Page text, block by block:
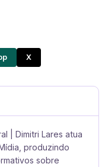
X
| Dimitri Lares atua
produzindo
sobre